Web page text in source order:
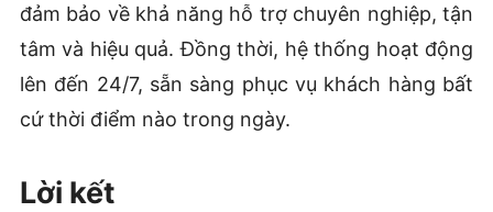
đảm bảo về khả năng hỗ trợ chuyên nghiệp, tận
tâm và hiệu quả. Đồng thời, hệ thống hoạt động
lên đến 24/7, sẵn sàng phục vụ khách hàng bất
cứ thời điểm nào trong ngày.
Lời kết